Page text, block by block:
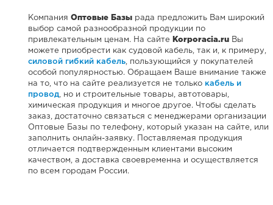
Компания Оптовые Базы рада предложить Вам широкий
выбор самой разнообразной продукции по
привлекательным ценам. На сайте
Korporacia.ru Вы
можете приобрести как судовой кабель, так и, к примеру,
силовой гибкий кабель , пользующийся у покупателей
особой популярностью. Обращаем Ваше внимание также
на то, что на сайте реализуется не только кабель и
провод , но и строительные товары, автотовары,
химическая продукция и многое другое. Чтобы сделать
заказ, достаточно связаться с менеджерами организации
Оптовые Базы по телефону, который указан на сайте, или
заполнить онлайн-заявку. Поставляемая продукция
отличается подтвержденным клиентами высоким
качеством, а доставка своевременна и осуществляется
по всем городам России.